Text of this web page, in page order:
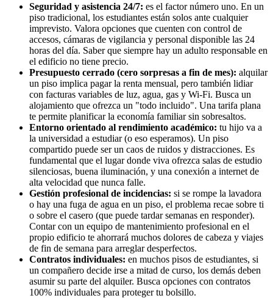
Seguridad y asistencia 24/7: es el factor número uno. En un
piso tradicional, los estudiantes están solos ante cualquier
imprevisto. Valora opciones que cuenten con control de
accesos, cámaras de vigilancia y personal disponible las 24
horas del día. Saber que siempre hay un adulto responsable en
el edificio no tiene precio.
Presupuesto cerrado (cero sorpresas a fin de mes): alquilar
un piso implica pagar la renta mensual, pero también lidiar
con facturas variables de luz, agua, gas y Wi-Fi. Busca un
alojamiento que ofrezca un "todo incluido". Una tarifa plana
te permite planificar la economía familiar sin sobresaltos.
Entorno orientado al rendimiento académico: tu hijo va a
la universidad a estudiar (o eso esperamos). Un piso
compartido puede ser un caos de ruidos y distracciones. Es
fundamental que el lugar donde viva ofrezca salas de estudio
silenciosas, buena iluminación, y una conexión a internet de
alta velocidad que nunca falle.
Gestión profesional de incidencias: si se rompe la lavadora
o hay una fuga de agua en un piso, el problema recae sobre ti
o sobre el casero (que puede tardar semanas en responder).
Contar con un equipo de mantenimiento profesional en el
propio edificio te ahorrará muchos dolores de cabeza y viajes
de fin de semana para arreglar desperfectos.
Contratos individuales: en muchos pisos de estudiantes, si
un compañero decide irse a mitad de curso, los demás deben
asumir su parte del alquiler. Busca opciones con contratos
100% individuales para proteger tu bolsillo.